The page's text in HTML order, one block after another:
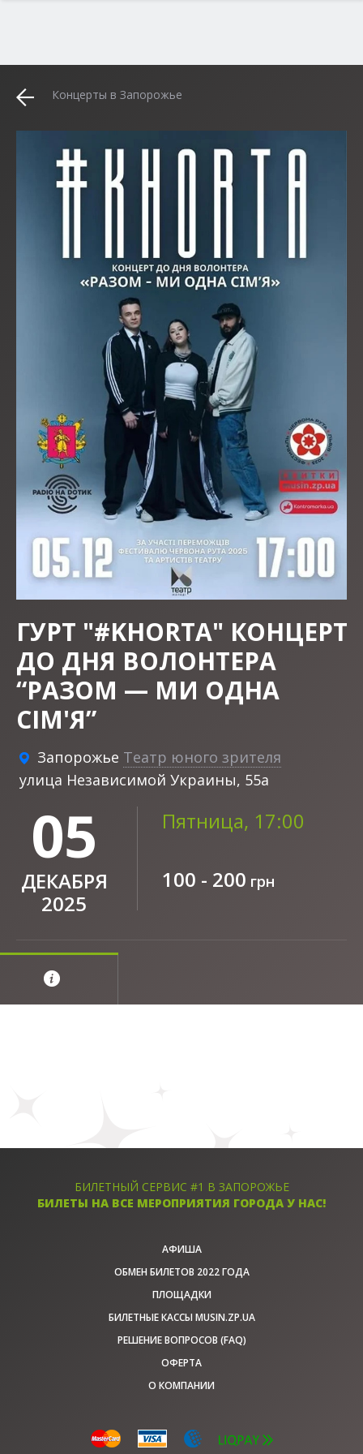
Концерты в Запорожье
ГУРТ "#KHORTA" КОНЦЕРТ
ДО ДНЯ ВОЛОНТЕРА
“РАЗОМ — МИ ОДНА
СІМ'Я”
Запорожье Театр юного зрителя
улица Независимой Украины, 55а
05
ДЕКАБРЯ
2025
Пятница, 17:00
100 - 200 грн
БИЛЕТНЫЙ СЕРВИС #1 В ЗАПОРОЖЬЕ
БИЛЕТЫ НА ВСЕ МЕРОПРИЯТИЯ ГОРОДА У НАС!
АФИША
ОБМЕН БИЛЕТОВ 2022 ГОДА
ПЛОЩАДКИ
БИЛЕТНЫЕ КАССЫ MUSIN.ZP.UA
РЕШЕНИЕ ВОПРОСОВ (FAQ)
ОФЕРТА
О КОМПАНИИ